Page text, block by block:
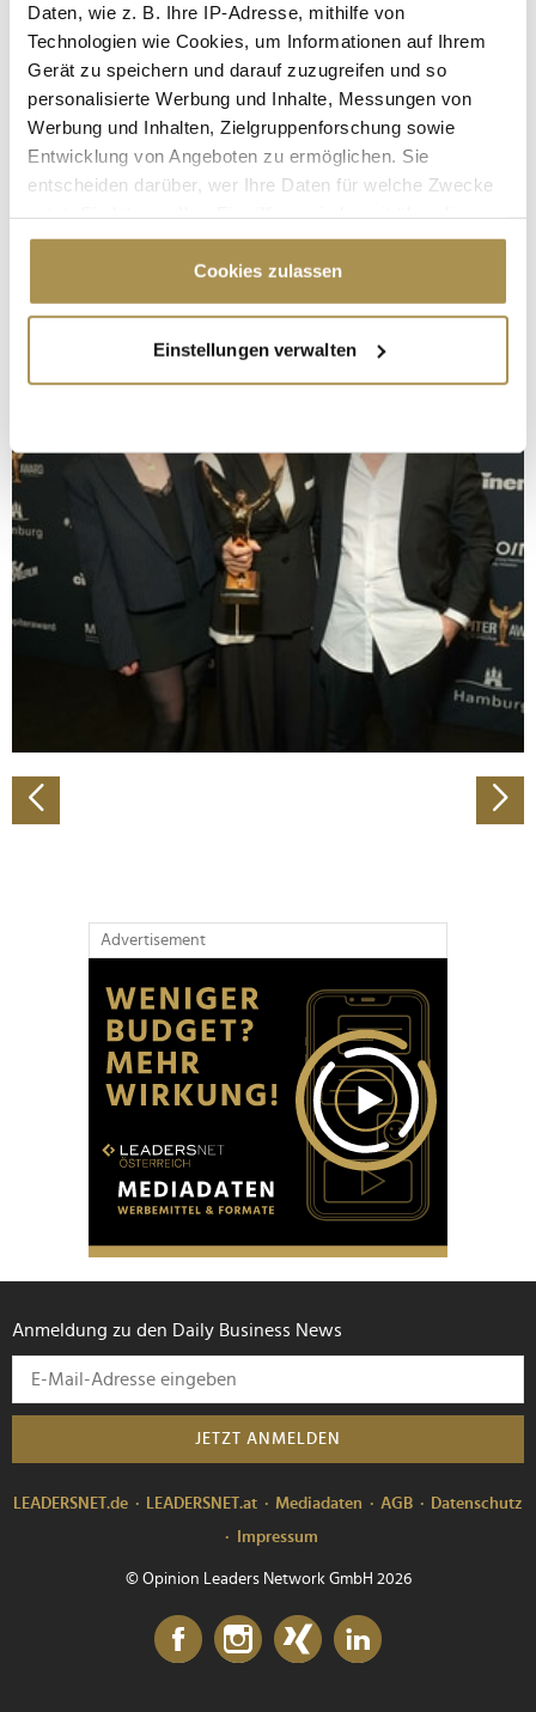
Daten, wie z. B. Ihre IP-Adresse, mithilfe von
Technologien wie Cookies, um Informationen auf Ihrem
Gerät zu speichern und darauf zuzugreifen und so
personalisierte Werbung und Inhalte, Messungen von
Werbung und Inhalten, Zielgruppenforschung sowie
Entwicklung von Angeboten zu ermöglichen. Sie
entscheiden darüber, wer Ihre Daten für welche Zwecke
Cookie-Erklärung oder durch Klicken auf das Privacy
Trigger Symbol ändern oder widerrufen
Informationen über Ihre geografische Lage
erfassen, welche bis auf einige Meter genau sein
bestimmten Merkmalen (Fingerprinting) identifizieren
Erfahren Sie mehr darüber, wie Ihre persönlichen Daten
verarbeitet werden, und legen Sie Ihre Präferenzen im
Abschnitt Einzelheitenfest.
Wir verwenden Cookies, um Inhalte und Anzeigen zu
personalisieren, Funktionen für soziale Medien anbieten
zu können und die Zugriffe auf unsere Website zu
analysieren. Außerdem geben wir Informationen zu Ihrer
Partner führen diese Informationen möglicherweise mit
weiteren Daten zusammen, die Sie ihnen bereitgestellt
Cookies zulassen
Einstellungen verwalten
Advertisement
Anmeldung zu den Daily Business News
JETZT ANMELDEN
LEADERSNET.de LEADERSNET.at Mediadaten AGB
Datenschutz
Impressum
© Opinion Leaders Network GmbH 2026